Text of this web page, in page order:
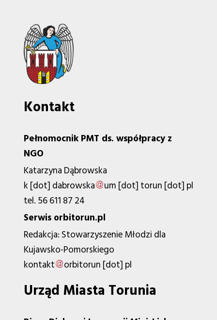
Kontakt
Pełnomocnik PMT ds. współpracy z
NGO
Katarzyna Dąbrowska
k[dot]dabrowska um[dot]torun[dot]pl
tel. 56 611 87 24
Serwis orbitorun.pl
Redakcja: Stowarzyszenie Młodzi dla
Kujawsko-Pomorskiego
kontakt
orbitorun[dot]pl
Urząd Miasta Torunia